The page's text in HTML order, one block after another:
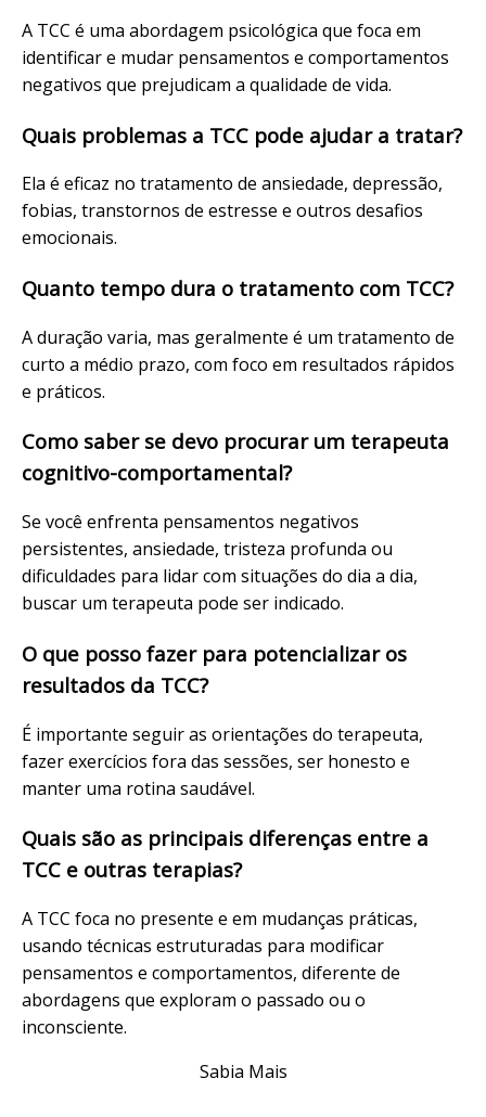
A TCC é uma abordagem psicológica que foca em
identificar e mudar pensamentos e comportamentos
negativos que prejudicam a qualidade de vida.
Quais problemas a TCC pode ajudar a tratar?
Ela é eficaz no tratamento de ansiedade, depressão,
fobias, transtornos de estresse e outros desafios
emocionais.
Quanto tempo dura o tratamento com TCC?
A duração varia, mas geralmente é um tratamento de
curto a médio prazo, com foco em resultados rápidos
e práticos.
Como saber se devo procurar um terapeuta
cognitivo-comportamental?
Se você enfrenta pensamentos negativos
persistentes, ansiedade, tristeza profunda ou
dificuldades para lidar com situações do dia a dia,
buscar um terapeuta pode ser indicado.
O que posso fazer para potencializar os
resultados da TCC?
É importante seguir as orientações do terapeuta,
fazer exercícios fora das sessões, ser honesto e
manter uma rotina saudável.
Quais são as principais diferenças entre a
TCC e outras terapias?
A TCC foca no presente e em mudanças práticas,
usando técnicas estruturadas para modificar
pensamentos e comportamentos, diferente de
abordagens que exploram o passado ou o
inconsciente.
Sabia Mais